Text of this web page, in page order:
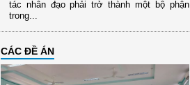
tác nhân đạo phải trở thành một bộ phận
trong...
CÁC ĐỀ ÁN